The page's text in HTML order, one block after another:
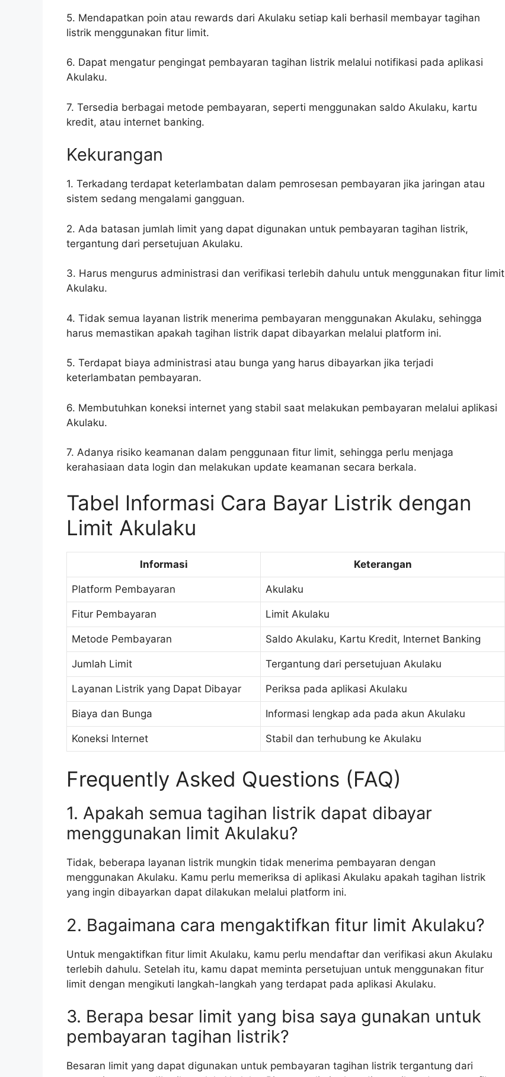
5. Mendapatkan poin atau rewards dari Akulaku setiap kali berhasil membayar tagihan
listrik menggunakan fitur limit.
6. Dapat mengatur pengingat pembayaran tagihan listrik melalui notifikasi pada aplikasi
Akulaku.
7. Tersedia berbagai metode pembayaran, seperti menggunakan saldo Akulaku, kartu
kredit, atau internet banking.
Kekurangan
1. Terkadang terdapat keterlambatan dalam pemrosesan pembayaran jika jaringan atau
sistem sedang mengalami gangguan.
2. Ada batasan jumlah limit yang dapat digunakan untuk pembayaran tagihan listrik,
tergantung dari persetujuan Akulaku.
3. Harus mengurus administrasi dan verifikasi terlebih dahulu untuk menggunakan fitur limit
Akulaku.
4. Tidak semua layanan listrik menerima pembayaran menggunakan Akulaku, sehingga
harus memastikan apakah tagihan listrik dapat dibayarkan melalui platform ini.
5. Terdapat biaya administrasi atau bunga yang harus dibayarkan jika terjadi
keterlambatan pembayaran.
6. Membutuhkan koneksi internet yang stabil saat melakukan pembayaran melalui aplikasi
Akulaku.
7. Adanya risiko keamanan dalam penggunaan fitur limit, sehingga perlu menjaga
kerahasiaan data login dan melakukan update keamanan secara berkala.
Tabel Informasi Cara Bayar Listrik dengan
Limit Akulaku
Informasi Keterangan
Platform Pembayaran Akulaku
Fitur Pembayaran Limit Akulaku
Metode Pembayaran Saldo Akulaku, Kartu Kredit, Internet Banking
Jumlah Limit Tergantung dari persetujuan Akulaku
Layanan Listrik yang Dapat Dibayar Periksa pada aplikasi Akulaku
Biaya dan Bunga Informasi lengkap ada pada akun Akulaku
Koneksi Internet Stabil dan terhubung ke Akulaku
Frequently Asked Questions (FAQ)
1. Apakah semua tagihan listrik dapat dibayar
menggunakan limit Akulaku?
Tidak, beberapa layanan listrik mungkin tidak menerima pembayaran dengan
menggunakan Akulaku. Kamu perlu memeriksa di aplikasi Akulaku apakah tagihan listrik
yang ingin dibayarkan dapat dilakukan melalui platform ini.
2. Bagaimana cara mengaktifkan fitur limit Akulaku?
Untuk mengaktifkan fitur limit Akulaku, kamu perlu mendaftar dan verifikasi akun Akulaku
terlebih dahulu. Setelah itu, kamu dapat meminta persetujuan untuk menggunakan fitur
limit dengan mengikuti langkah-langkah yang terdapat pada aplikasi Akulaku.
3. Berapa besar limit yang bisa saya gunakan untuk
pembayaran tagihan listrik?
Besaran limit yang dapat digunakan untuk pembayaran tagihan listrik tergantung dari